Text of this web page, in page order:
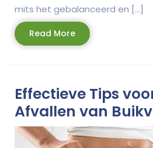
mits het gebalanceerd en […]
Read MoreRead
More
Effectieve Tips
Afvallen van